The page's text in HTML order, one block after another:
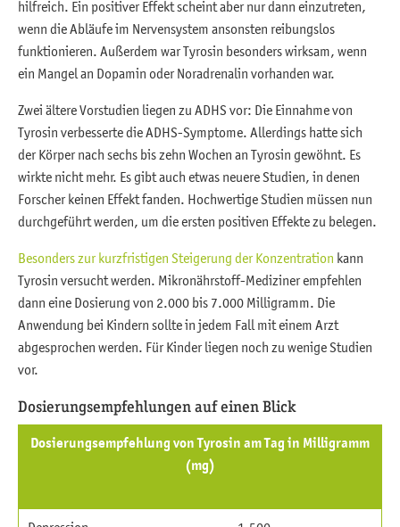
hilfreich. Ein positiver Effekt scheint aber nur dann einzutreten,
wenn die Abläufe im Nervensystem ansonsten reibungslos
funktionieren. Außerdem war Tyrosin besonders wirksam, wenn
ein Mangel an Dopamin oder Noradrenalin vorhanden war.
Zwei ältere Vorstudien liegen zu ADHS vor: Die Einnahme von
Tyrosin verbesserte die ADHS-Symptome. Allerdings hatte sich
der Körper nach sechs bis zehn Wochen an Tyrosin gewöhnt. Es
wirkte nicht mehr. Es gibt auch etwas neuere Studien, in denen
Forscher keinen Effekt fanden. Hochwertige Studien müssen nun
durchgeführt werden, um die ersten positiven Effekte zu belegen.
Besonders zur kurzfristigen Steigerung der Konzentration kann
Tyrosin versucht werden. Mikronährstoff-Mediziner empfehlen
dann eine Dosierung von 2.000 bis 7.000 Milligramm. Die
Anwendung bei Kindern sollte in jedem Fall mit einem Arzt
abgesprochen werden. Für Kinder liegen noch zu wenige Studien
vor.
Dosierungsempfehlungen auf einen Blick
Dosierungsempfehlung von Tyrosin am Tag in Milligramm
(mg)